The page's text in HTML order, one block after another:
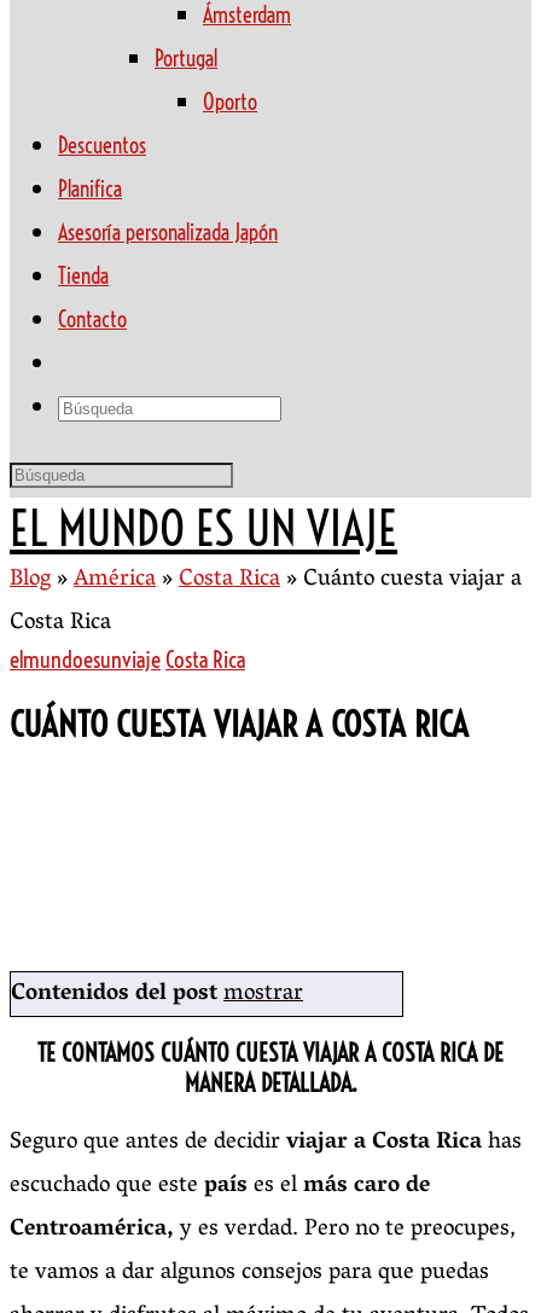
Ámsterdam
Portugal
Oporto
Descuentos
Planifica
Asesoría personalizada Japón
Tienda
Contacto
EL MUNDO ES UN VIAJE
Blog»América»Costa Rica»Cuánto cuesta viajar a
Costa Rica
elmundoesunviaje Costa Rica
CUÁNTO CUESTA VIAJAR A COSTA RICA
Contenidos del postmostrar
TE CONTAMOS CUÁNTO CUESTA VIAJAR A COSTA RICA DE
MANERA DETALLADA.
Seguro que antes de decidirviajar a Costa Ricahas
escuchado que estepaíses elmás caro de
Centroamérica,y es verdad. Pero no te preocupes,
te vamos a dar algunos consejos para que puedas